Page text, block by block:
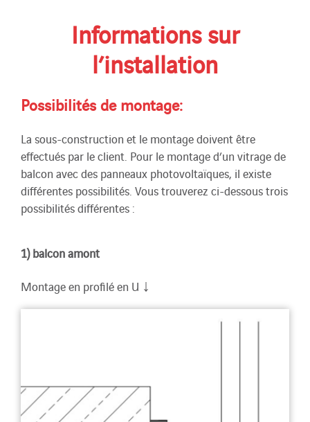
Informations sur
l’installation
Possibilités de montage:
La sous-construction et le montage doivent être
effectués par le client. Pour le montage d’un vitrage de
balcon avec des panneaux photovoltaïques, il existe
différentes possibilités. Vous trouverez ci-dessous trois
possibilités différentes :
1) balcon amont
Montage en profilé en U ↓